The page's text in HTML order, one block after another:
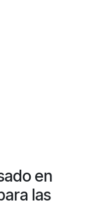
en
las